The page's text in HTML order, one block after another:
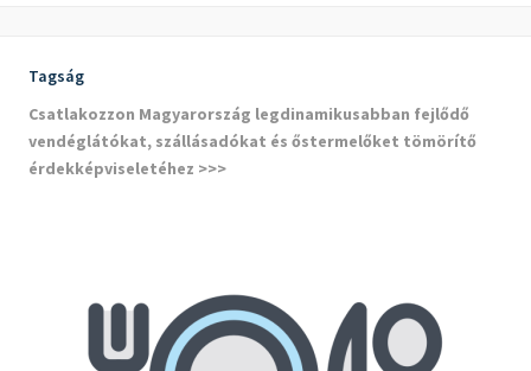
Tagság
Csatlakozzon Magyarország legdinamikusabban fejlődő
vendéglátókat, szállásadókat és őstermelőket tömörítő
érdekképviseletéhez >>>